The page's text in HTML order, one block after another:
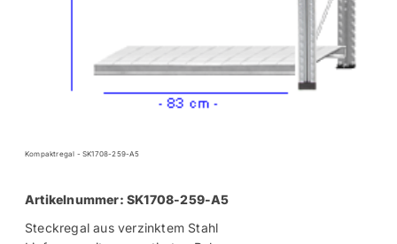
Kompaktregal - SK1708-259-A5
Artikelnummer: SK1708-259-A5
Steckregal aus verzinktem Stahl